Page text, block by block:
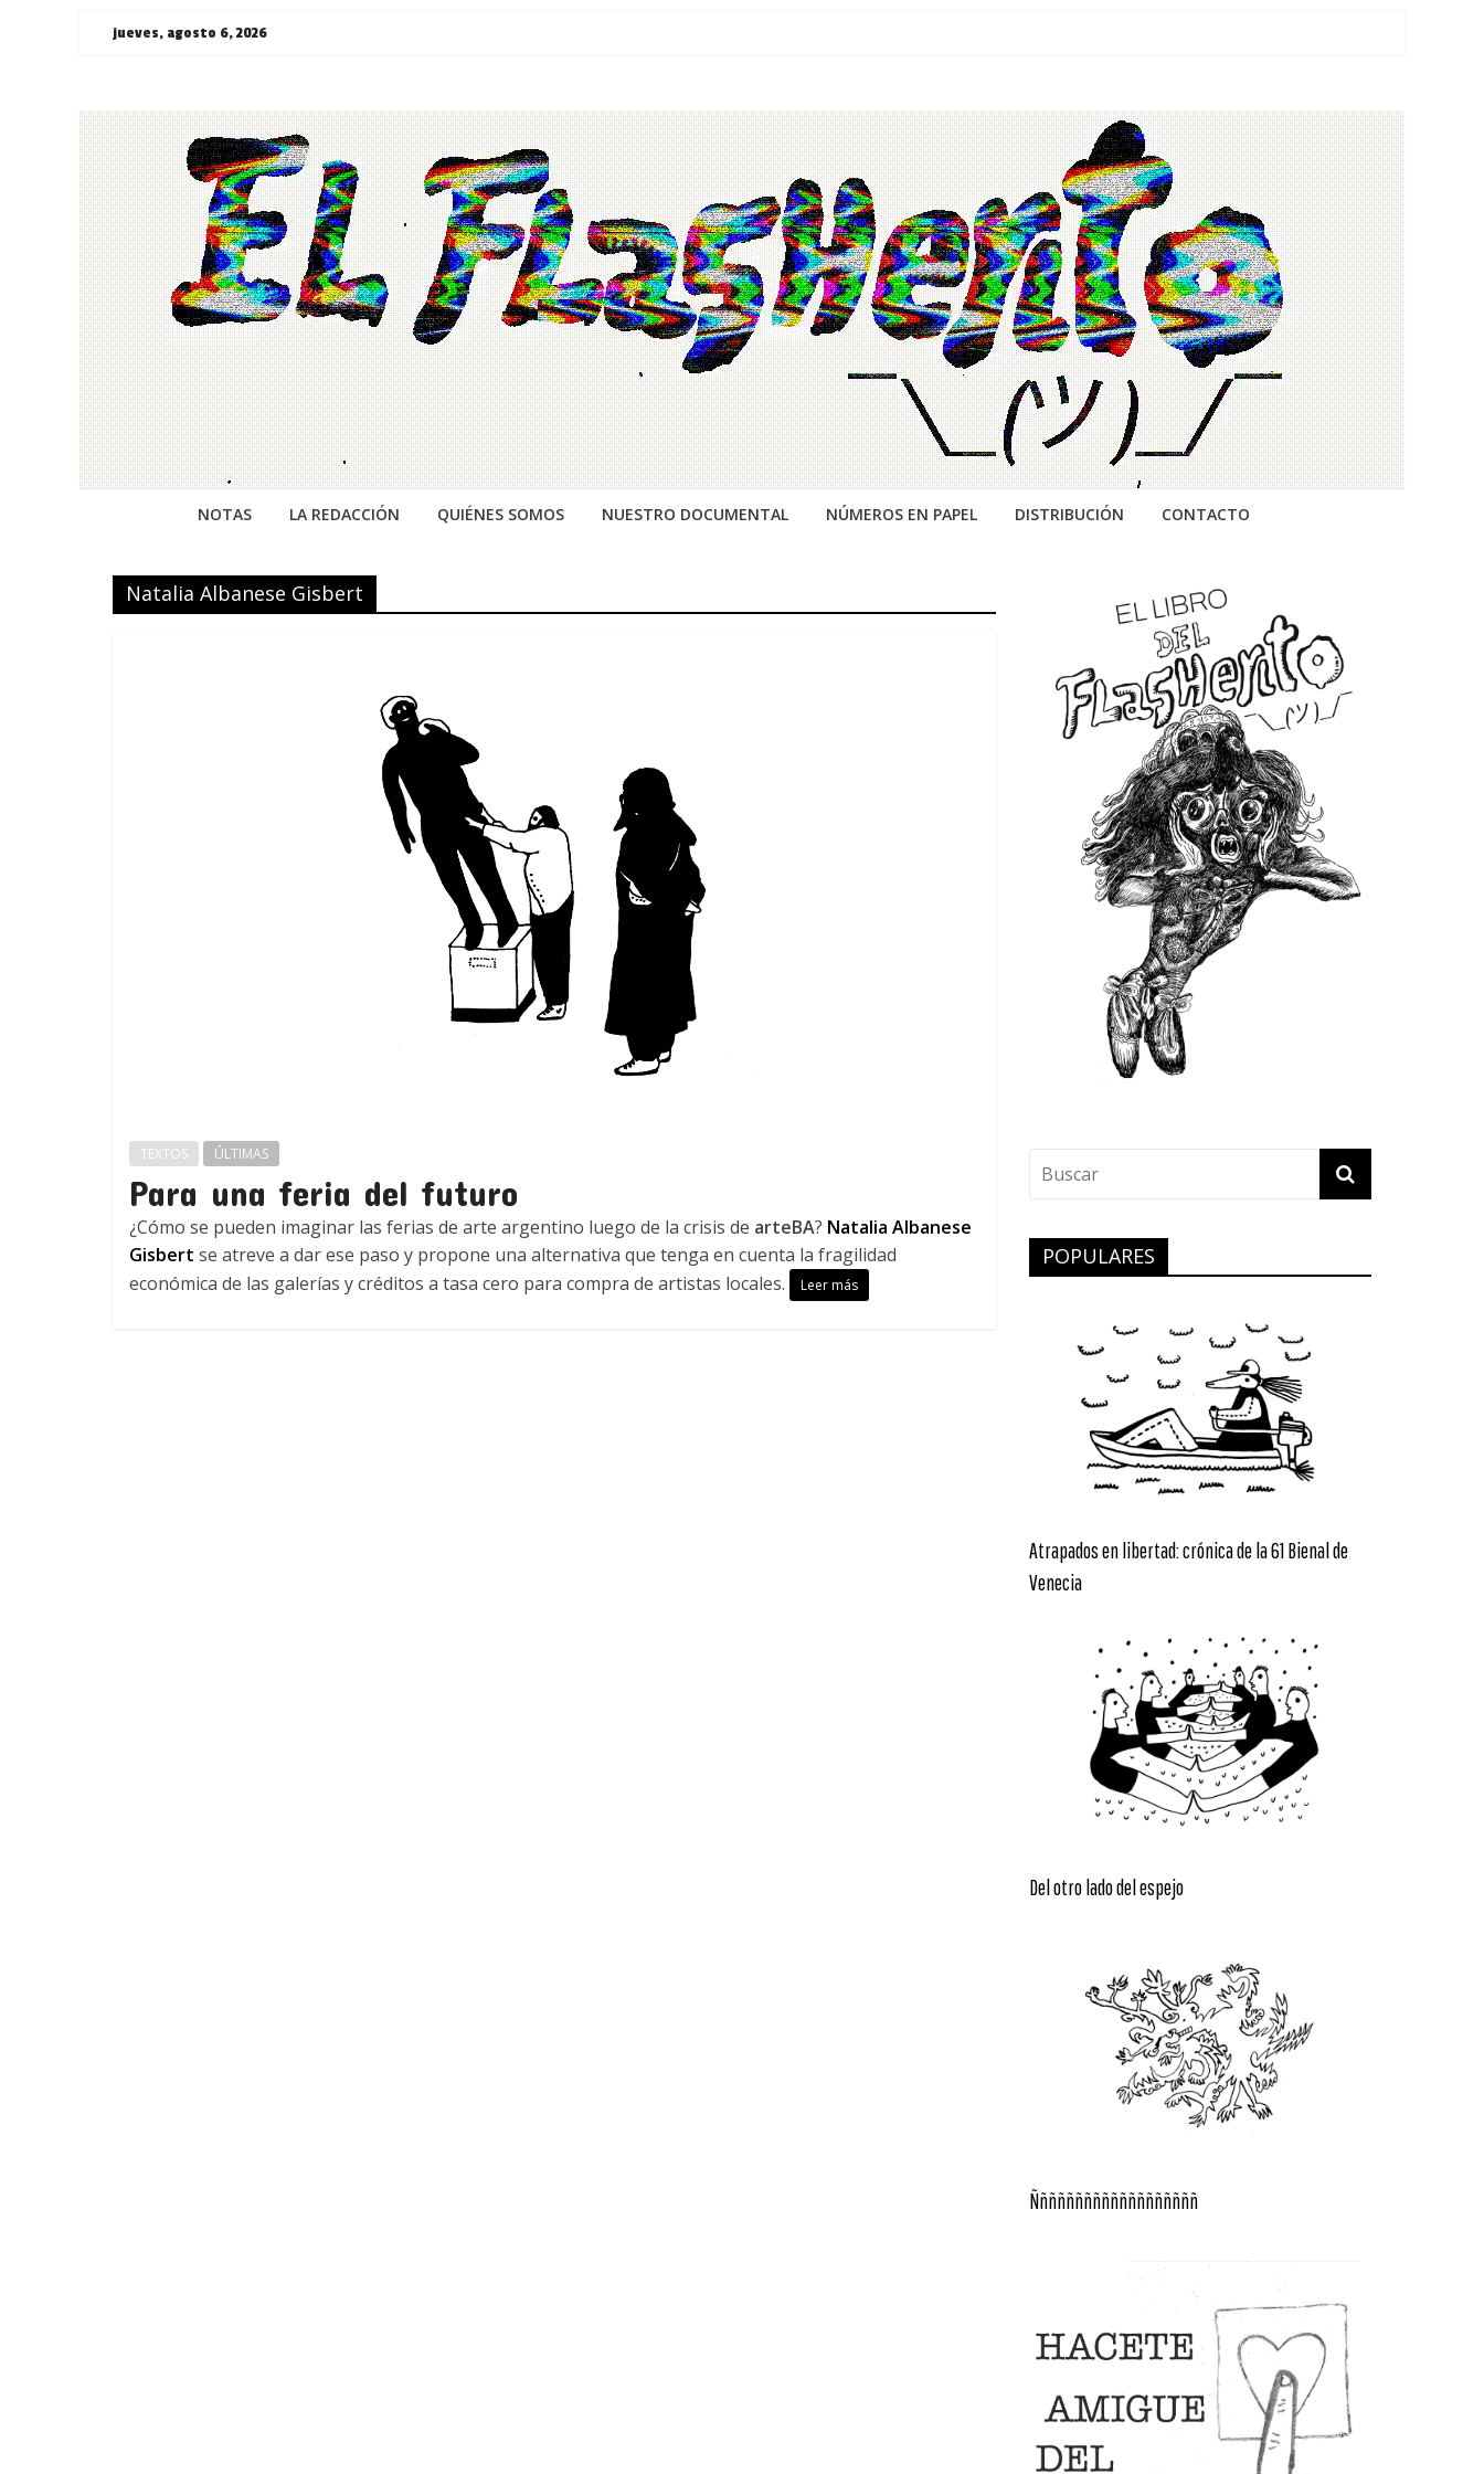
Saltarjueves, agosto 6, 2026
¯\_(ツ)_/
¯
NOTAS LA REDACCIÓN QUIÉNES SOMOS NUESTRO DOCUMENTAL NÚMEROS EN PAPEL DISTRIBUCIÓN CONTACTO
Natalia Albanese Gisbert
TEXTOS ÚLTIMAS
Para una feria del futuro
¿Cómo se pueden imaginar las ferias de arte argentino luego de la crisis de arteBA? Natalia Albanese
Gisbert se atreve a dar ese paso y propone una alternativa que tenga en cuenta la fragilidad
económica de las galerías y créditos a tasa cero para compra de artistas locales.
Leer más
POPULARES
Atrapados en libertad: crónica de la 61 Bienal de
Venecia
Del otro lado del espejo
Ñññññññññññññññññññ